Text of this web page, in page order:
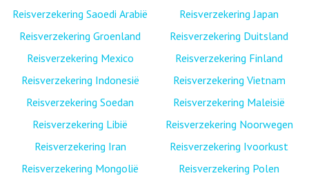
Reisverzekering Saoedi Arabië
Reisverzekering Groenland
Reisverzekering Mexico
Reisverzekering Indonesië
Reisverzekering Soedan
Reisverzekering Libië
Reisverzekering Iran
Reisverzekering Mongolië
Reisverzekering Japan
Reisverzekering Duitsland
Reisverzekering Finland
Reisverzekering Vietnam
Reisverzekering Maleisië
Reisverzekering Noorwegen
Reisverzekering Ivoorkust
Reisverzekering Polen